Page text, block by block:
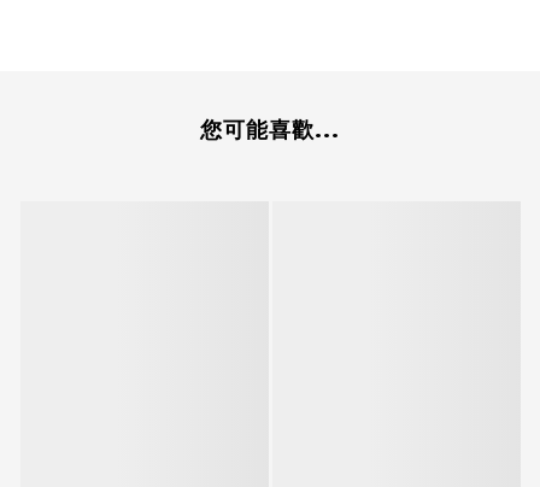
您可能喜歡...